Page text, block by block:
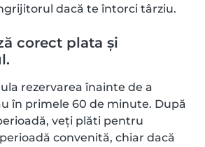
dacă te întorci târziu.
corect plata și
rezervarea înainte de a
în primele 60 de minute. După
veți plăti pentru
convenită, chiar dacă